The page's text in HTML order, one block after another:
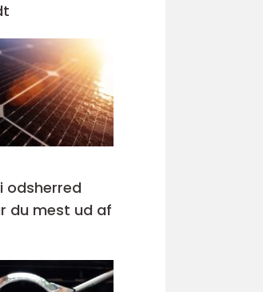
odsherred
du mest ud af